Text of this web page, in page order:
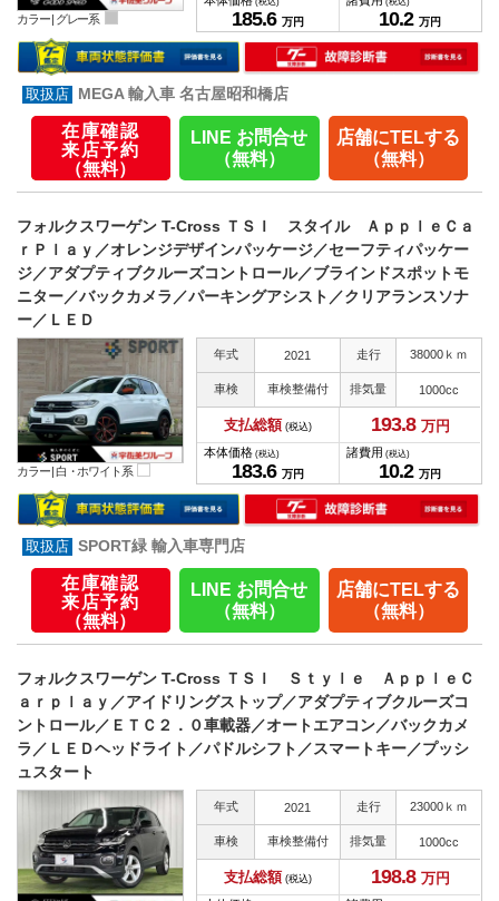
カラー | グレー系 185.6 万円 10.2 万円
MEGA 輸入車 名古屋昭和橋店
在庫確認
来店予約
（無料）
LINE お問合せ
（無料）
店舗にTELする
（無料）
フォルクスワーゲン T-Cross ＴＳＩ スタイル ＡｐｐｌｅＣａ
ｒＰｌａｙ／オレンジデザインパッケージ／セーフティパッケー
ジ／アダプティブクルーズコントロール／ブラインドスポットモ
ニター／バックカメラ／パーキングアシスト／クリアランスソナ
ー／ＬＥＤ
カラー |白・ホワイト系
年式 2021 走行 38000ｋｍ
車検 車検整備付 排気量 1000cc
支払総額 (税込) 193.8 万円
本体価格 (税込)
183.6 万円
諸費用 (税込)
10.2 万円
SPORT緑 輸入車専門店
在庫確認
来店予約
（無料）
LINE お問合せ
（無料）
店舗にTELする
（無料）
フォルクスワーゲン T-Cross ＴＳＩ Ｓｔｙｌｅ ＡｐｐｌｅＣ
ａｒｐｌａｙ／アイドリングストップ／アダプティブクルーズコ
ントロール／ＥＴＣ２．０車載器／オートエアコン／バックカメ
ラ／ＬＥＤヘッドライト／パドルシフト／スマートキー／プッシ
ュスタート
年式 2021 走行 23000ｋｍ
車検 車検整備付 排気量 1000cc
支払総額 (税込) 198.8 万円